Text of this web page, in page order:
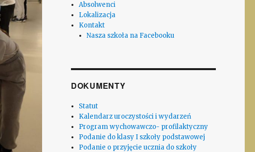
Absolwenci
Lokalizacja
Kontakt
Nasza szkoła na Facebooku
DOKUMENTY
Statut
Kalendarz uroczystości i wydarzeń
Program wychowawczo- profilaktyczny
Podanie do klasy I szkoły podstawowej
Podanie o przyjęcie ucznia do szkoły